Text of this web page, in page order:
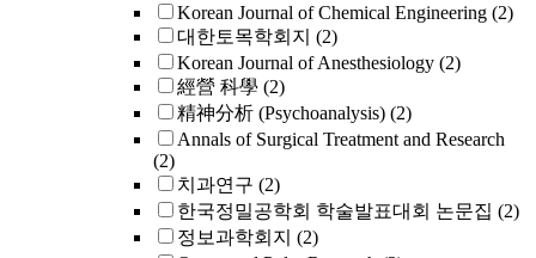
Korean Journal of Chemical Engineering (2)
대한토목학회지 (2)
Korean Journal of Anesthesiology (2)
經營 科學 (2)
精神分析 (Psychoanalysis) (2)
Annals of Surgical Treatment and Research
(2)
치과연구 (2)
한국정밀공학회 학술발표대회 논문집 (2)
정보과학회지 (2)